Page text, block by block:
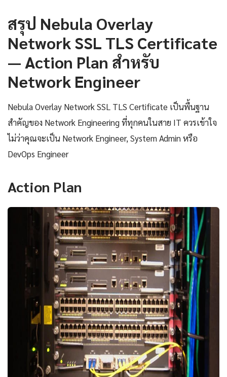
สรุป Nebula Overlay
Network SSL TLS Certificate
— Action Plan สำหรับ
Network Engineer
Nebula Overlay Network SSL TLS Certificate เป็นพื้นฐาน
สำคัญของ Network Engineering ที่ทุกคนในสาย IT ควรเข้าใจ
ไม่ว่าคุณจะเป็น Network Engineer, System Admin หรือ
DevOps Engineer
Action Plan